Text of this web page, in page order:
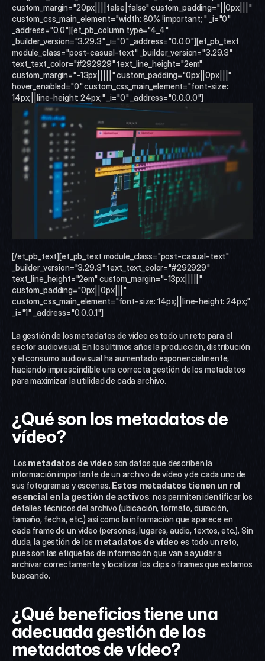
custom_margin="20px||||false|false" custom_padding="||0px|||"
custom_css_main_element="width: 80% !important; " _i="0"
_address="0.0"][et_pb_column type="4_4"
_builder_version="3.29.3" _i="0" _address="0.0.0"][et_pb_text
module_class="post-casual-text" _builder_version="3.29.3"
text_text_color="#292929" text_line_height="2em"
custom_margin="-13px|||||" custom_padding="0px||0px|||"
hover_enabled="0" custom_css_main_element="font-size:
14px;||line-height: 24px;" _i="0" _address="0.0.0.0"]
[/et_pb_text][et_pb_text module_class="post-casual-text"
_builder_version="3.29.3" text_text_color="#292929"
text_line_height="2em" custom_margin="-13px|||||"
custom_padding="0px||0px|||"
custom_css_main_element="font-size: 14px;||line-height: 24px;"
_i="1" _address="0.0.0.1"]
La gestión de los metadatos de vídeo es todo un reto para el
sector audiovisual. En los últimos años la producción, distribución
y el consumo audiovisual ha aumentado exponencialmente,
haciendo imprescindible una correcta gestión de los metadatos
para maximizar la utilidad de cada archivo.
¿Qué son los metadatos de
vídeo?
Los metadatos de vídeo son datos que describen la
información importante de un archivo de vídeo y de cada uno de
sus fotogramas y escenas. Estos metadatos tienen un rol
esencial en la gestión de activos: nos permiten identificar los
detalles técnicos del archivo (ubicación, formato, duración,
tamaño, fecha, etc.) así como la información que aparece en
cada frame de un vídeo (personas, lugares, audio, textos, etc.). Sin
duda, la gestión de los metadatos de vídeo es todo un reto,
pues son las etiquetas de información que van a ayudar a
archivar correctamente y localizar los clips o frames que estamos
buscando.
¿Qué beneficios tiene una
adecuada gestión de los
metadatos de vídeo?